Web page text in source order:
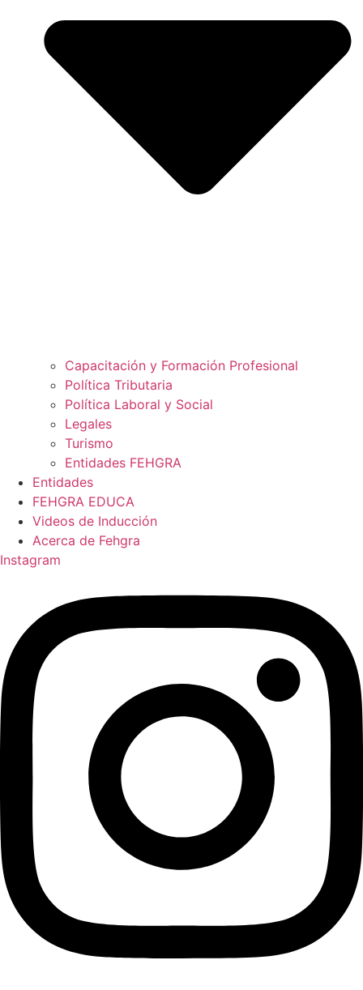
Capacitación y Formación Profesional
Política Tributaria
Política Laboral y Social
Legales
Turismo
Entidades FEHGRA
Entidades
FEHGRA EDUCA
Videos de Inducción
Acerca de Fehgra
Instagram